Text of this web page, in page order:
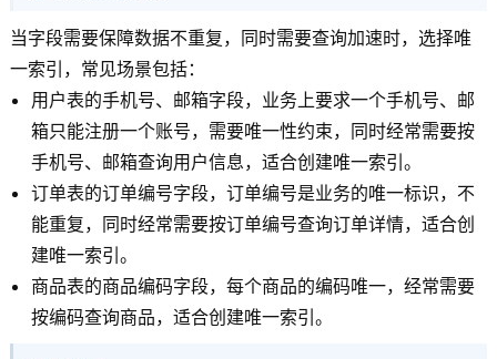
当字段需要保障数据不重复，同时需要查询加速时，选择唯
一索引，常见场景包括：
用户表的手机号、邮箱字段，业务上要求一个手机号、邮
箱只能注册一个账号，需要唯一性约束，同时经常需要按
手机号、邮箱查询用户信息，适合创建唯一索引。
订单表的订单编号字段，订单编号是业务的唯一标识，不
能重复，同时经常需要按订单编号查询订单详情，适合创
建唯一索引。
商品表的商品编码字段，每个商品的编码唯一，经常需要
按编码查询商品，适合创建唯一索引。